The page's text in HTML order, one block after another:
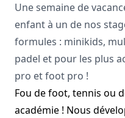
Une semaine de
enfant à un de nos
formules : minikids,
padel et pour les plus
pro et foot pro !
Fou de foot, tennis ou
académie ! Nous